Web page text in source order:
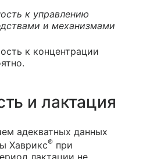
к управлению
и механизмами
к концентрации
и лактация
адекватных данных
Хаврикс® при
лактации не